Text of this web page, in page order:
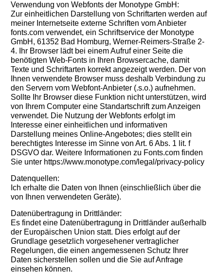
Verwendung von Webfonts der Monotype GmbH:
Zur einheitlichen Darstellung von Schriftarten werden auf
meiner Internetseite externe Schriften vom Anbieter
fonts.com verwendet, ein Schriftservice der Monotype
GmbH, 61352 Bad Homburg, Werner-Reimers-Straße 2-
4. Ihr Browser lädt bei einem Aufruf einer Seite die
benötigten Web-Fonts in Ihren Browsercache, damit
Texte und Schriftarten korrekt angezeigt werden. Der von
Ihnen verwendete Browser muss deshalb Verbindung zu
den Servern vom Webfont-Anbieter (.s.o.) aufnehmen.
Sollte Ihr Browser diese Funktion nicht unterstützen, wird
von Ihrem Computer eine Standartschrift zum Anzeigen
verwendet. Die Nutzung der Webfonts erfolgt im
Interesse einer einheitlichen und informativen
Darstellung meines Online-Angebotes; dies stellt ein
berechtigtes Interesse im Sinne von Art. 6 Abs. 1 lit. f
DSGVO dar. Weitere Informationen zu Fonts.com finden
Sie unter https://www.monotype.com/legal/privacy-policy
Datenquellen:
Ich erhalte die Daten von Ihnen (einschließlich über die
von Ihnen verwendeten Geräte).
Datenübertragung in Drittländer:
Es findet eine Datenübertragung in Drittländer außerhalb
der Europäischen Union statt. Dies erfolgt auf der
Grundlage gesetzlich vorgesehener vertraglicher
Regelungen, die einen angemessenen Schutz Ihrer
Daten sicherstellen sollen und die Sie auf Anfrage
einsehen können.